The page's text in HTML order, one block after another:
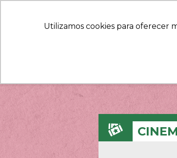
Utilizamos cookies para oferecer